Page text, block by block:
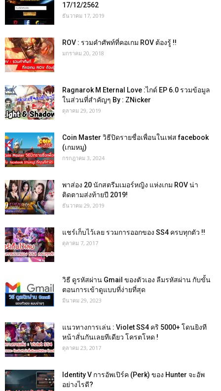
17/12/2562
ธันวาคม 17, 2019
ROV : รวมคำศัพท์ที่คอเกม ROV ต้องรู้ !!
มกราคม 20, 2018
Ragnarok M Eternal Love :ไกด์ EP 6.0 รวมข้อมูล
ในส่วนที่สำคัญๆ By : ZNicker
ตุลาคม 29, 2019
Coin Master วิธีปิดรายชื่อเพื่อนในเฟส facebook
(เกมหมู)
กรกฎาคม 3, 2024
พาส่อง 20 นักสตรีมเมอร์หญิง แห่งเกม ROV น่า
ติดตามส่งท้ายปี 2019!
ธันวาคม 29, 2019
แชร์เก็บไว้เลย รวมการออกของ SS4 ครบทุกตัว !!
ตุลาคม 7, 2017
วิธี ดูรหัสผ่าน Gmail ของตัวเอง ลืมรหัสผ่าน กับขั้น
ตอนการเข้าดูแบบที่ง่ายที่สุด
มีนาคม 29, 2023
แนวทางการเล่น : Violet SS4 คริ 5000+ โดนยิงที
หน้าสั่นกันเลยทีเดียว โครตโหด !
ตุลาคม 23, 2017
Identity V การอัพเปิร์ค (Perk) ของ Hunter จะอัพ
อย่างไรดี?